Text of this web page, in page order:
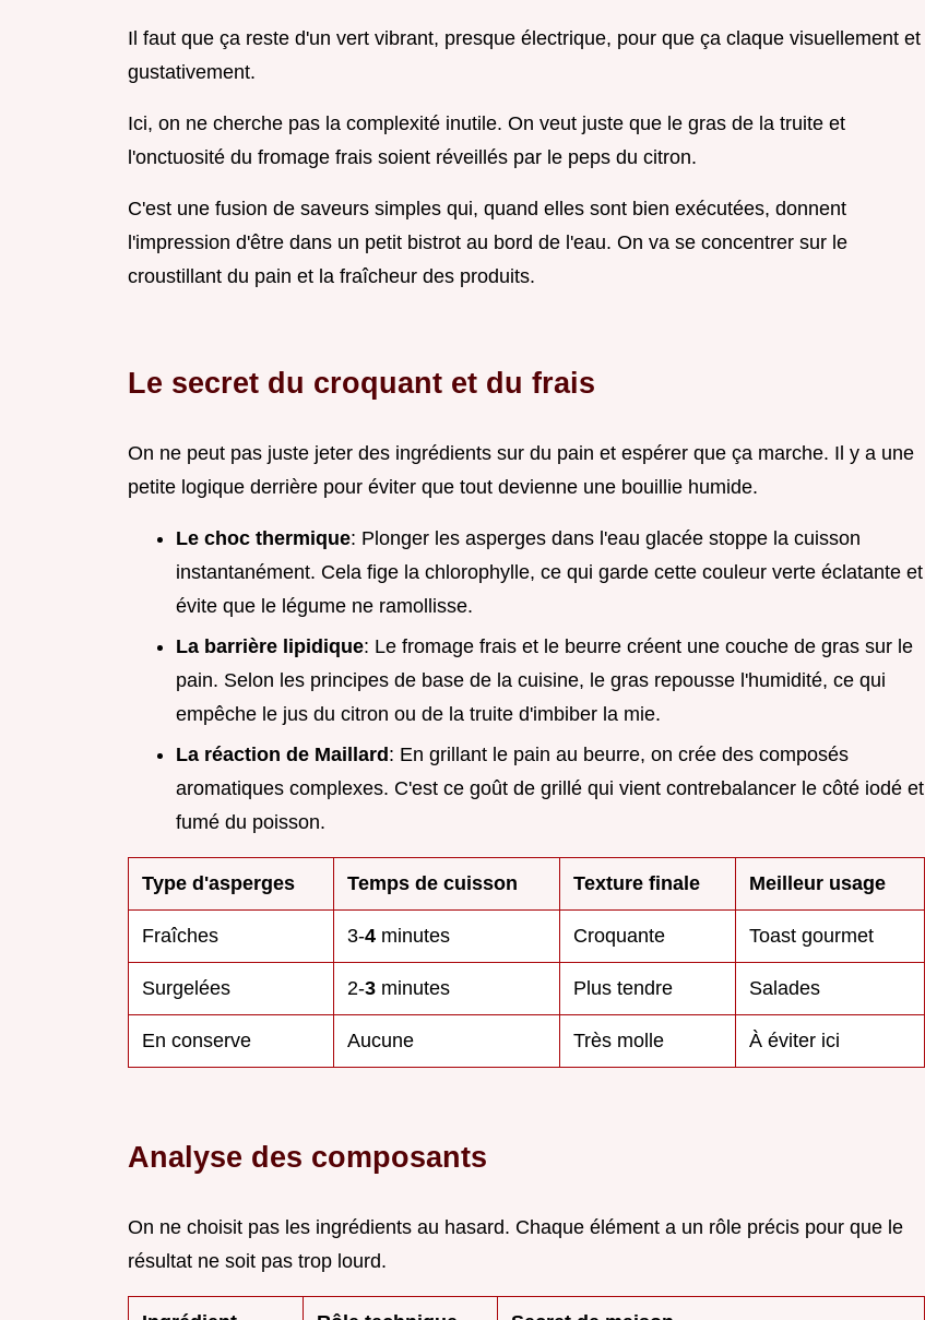
Il faut que ça reste d'un vert vibrant, presque électrique, pour que ça claque visuellement et
gustativement.
Ici, on ne cherche pas la complexité inutile. On veut juste que le gras de la truite et
l'onctuosité du fromage frais soient réveillés par le peps du citron.
C'est une fusion de saveurs simples qui, quand elles sont bien exécutées, donnent
l'impression d'être dans un petit bistrot au bord de l'eau. On va se concentrer sur le
croustillant du pain et la fraîcheur des produits.
Le secret du croquant et du frais
On ne peut pas juste jeter des ingrédients sur du pain et espérer que ça marche. Il y a une
petite logique derrière pour éviter que tout devienne une bouillie humide.
Le choc thermique: Plonger les asperges dans l'eau glacée stoppe la cuisson
instantanément. Cela fige la chlorophylle, ce qui garde cette couleur verte éclatante et
évite que le légume ne ramollisse.
La barrière lipidique: Le fromage frais et le beurre créent une couche de gras sur le
pain. Selon les principes de base de la cuisine, le gras repousse l'humidité, ce qui
empêche le jus du citron ou de la truite d'imbiber la mie.
La réaction de Maillard: En grillant le pain au beurre, on crée des composés
aromatiques complexes. C'est ce goût de grillé qui vient contrebalancer le côté iodé et
fumé du poisson.
Type d'asperges Temps de cuisson Texture finale Meilleur usage
Fraîches 3-4 minutes Croquante Toast gourmet
Surgelées 2-3 minutes Plus tendre Salades
En conserve Aucune Très molle À éviter ici
Analyse des composants
On ne choisit pas les ingrédients au hasard. Chaque élément a un rôle précis pour que le
résultat ne soit pas trop lourd.